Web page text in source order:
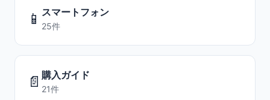
📱 スマートフォン
25件
📄 購入ガイド
21件